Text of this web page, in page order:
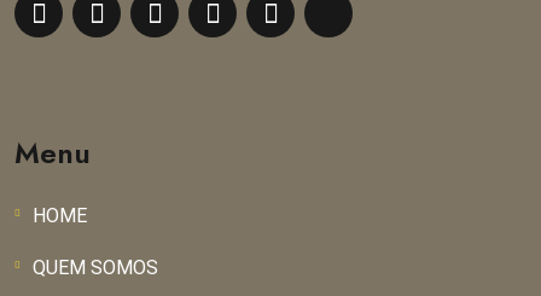
Menu
HOME
QUEM SOMOS